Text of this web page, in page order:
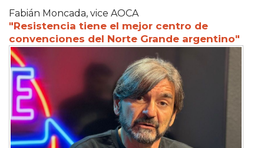
Fabián Moncada, vice AOCA
"Resistencia tiene el mejor centro de
convenciones del Norte Grande argentino"